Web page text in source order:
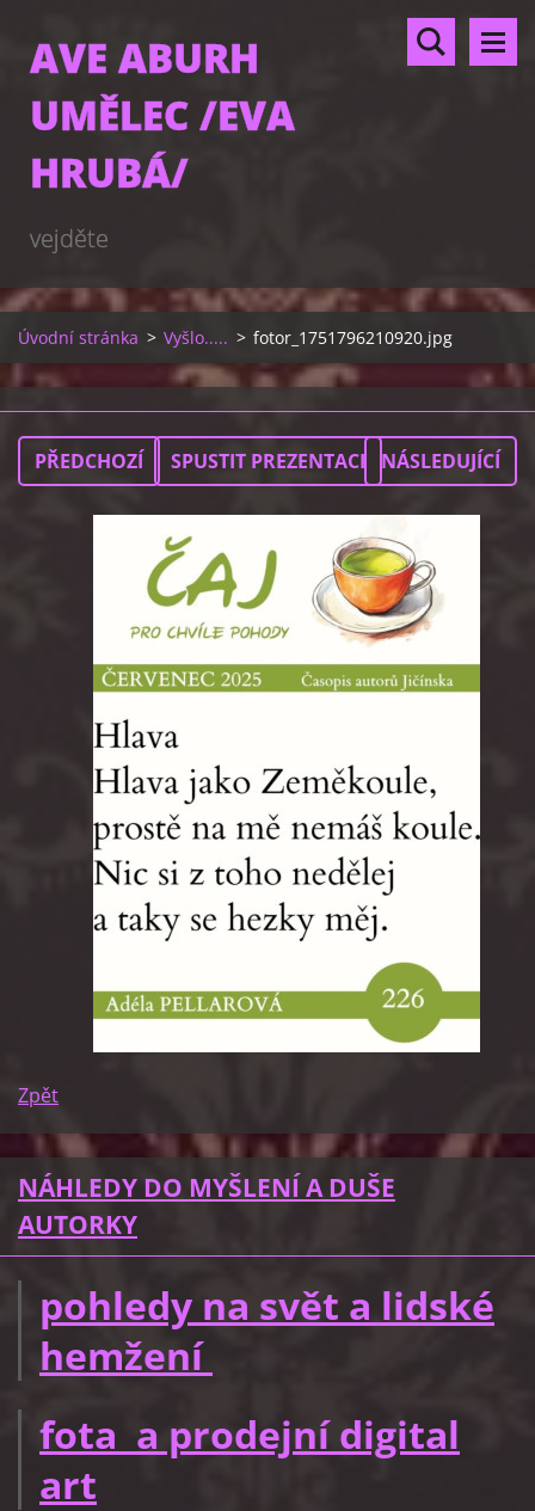
AVE ABURH
UMĚLEC /EVA
HRUBÁ/
vejděte
Úvodní stránka > Vyšlo..... > fotor_1751796210920.jpg
PŘEDCHOZÍ SPUSTIT PREZENTACI NÁSLEDUJÍCÍ
Zpět
NÁHLEDY DO MYŠLENÍ A DUŠE
AUTORKY
pohledy na svět a lidské
hemžení
fota a prodejní digital
art